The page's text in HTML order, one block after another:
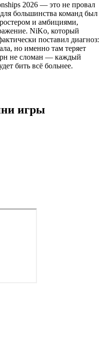
2026 — это не провал
большинства команд был
и амбициями,
NiKo, который
поставил диагноз:
но именно там теряет
не сломан — каждый
бить всё больнее.
игры